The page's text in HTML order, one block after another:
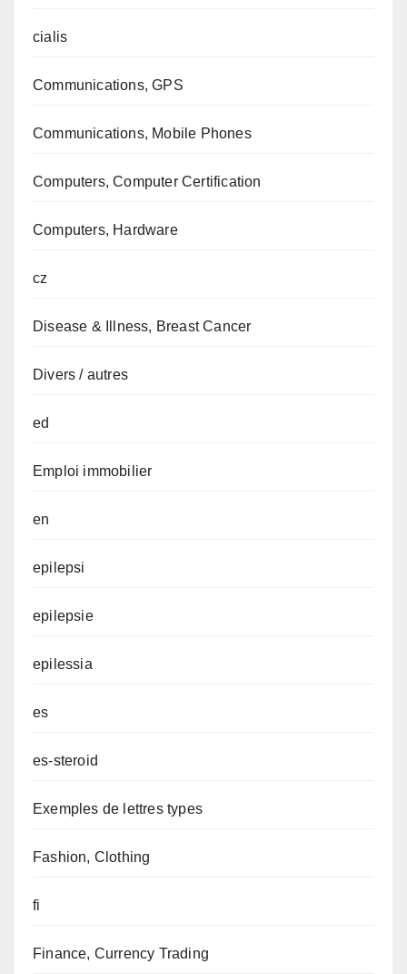
cialis
Communications, GPS
Communications, Mobile Phones
Computers, Computer Certification
Computers, Hardware
cz
Disease & Illness, Breast Cancer
Divers / autres
ed
Emploi immobilier
en
epilepsi
epilepsie
epilessia
es
es-steroid
Exemples de lettres types
Fashion, Clothing
fi
Finance, Currency Trading